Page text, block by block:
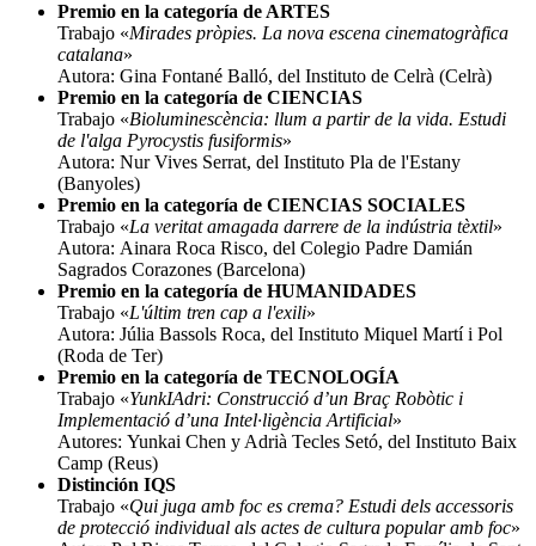
Premio en la categoría de ARTES
Trabajo «Mirades pròpies. La nova escena cinematogràfica
catalana»
Autora: Gina Fontané Balló, del Instituto de Celrà (Celrà)
Premio en la categoría de CIENCIAS
Trabajo «Bioluminescència: llum a partir de la vida. Estudi
de l'alga Pyrocystis fusiformis»
Autora: Nur Vives Serrat, del Instituto Pla de l'Estany
(Banyoles)
Premio en la categoría de CIENCIAS SOCIALES
Trabajo «La veritat amagada darrere de la indústria tèxtil»
Autora: Ainara Roca Risco, del Colegio Padre Damián
Sagrados Corazones (Barcelona)
Premio en la categoría de HUMANIDADES
Trabajo «L'últim tren cap a l'exili»
Autora: Júlia Bassols Roca, del Instituto Miquel Martí i Pol
(Roda de Ter)
Premio en la categoría de TECNOLOGÍA
Trabajo «YunkIAdri: Construcció d’un Braç Robòtic i
Implementació d’una Intel·ligència Artificial»
Autores: Yunkai Chen y Adrià Tecles Setó, del Instituto Baix
Camp (Reus)
Distinción IQS
Trabajo «Qui juga amb foc es crema? Estudi dels accessoris
de protecció individual als actes de cultura popular amb foc»